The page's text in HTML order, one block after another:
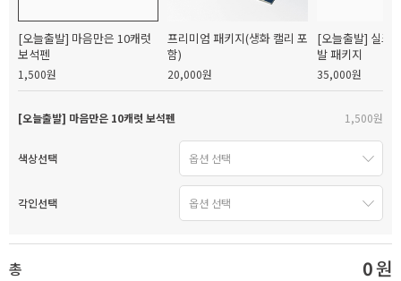
[오늘출발] 마음만은 10캐럿
보석펜
1,500원
프리미엄 패키지(생화 캘리 포
함)
20,000원
[오늘출발] 실크
발 패키지
35,000원
[오늘출발] 마음만은 10캐럿 보석펜 1,500원
색상선택
각인선택
총 0원